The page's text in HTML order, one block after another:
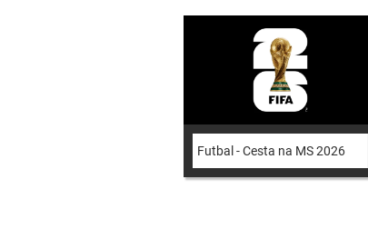
Futbal - Cesta na MS 2026